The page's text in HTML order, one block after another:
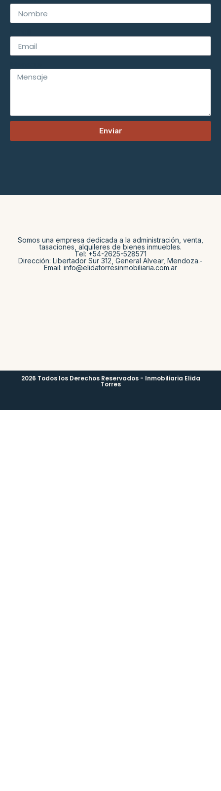
Enviar
Somos una empresa dedicada a la administración, venta,
tasaciones, alquileres de bienes inmuebles.
Tel: +54-2625-528571
Dirección: Libertador Sur 312, General Alvear, Mendoza.-
Email: info@elidatorresinmobiliaria.com.ar
2026 Todos los Derechos Reservados - Inmobiliaria Elida
Torres